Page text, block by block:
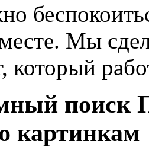
Мы
который
поиск
картинкам